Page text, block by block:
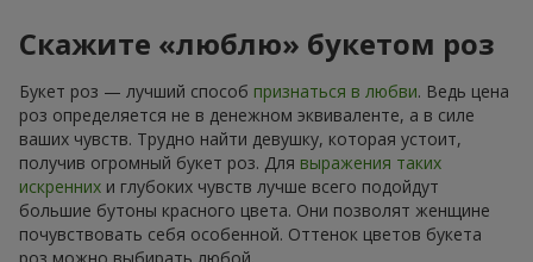
Скажите «люблю» букетом роз
Букет роз — лучший способ признаться в любви. Ведь цена
роз определяется не в денежном эквиваленте, а в силе
ваших чувств. Трудно найти девушку, которая устоит,
получив огромный букет роз. Для выражения таких
искренних и глубоких чувств лучше всего подойдут
большие бутоны красного цвета. Они позволят женщине
почувствовать себя особенной. Оттенок цветов букета